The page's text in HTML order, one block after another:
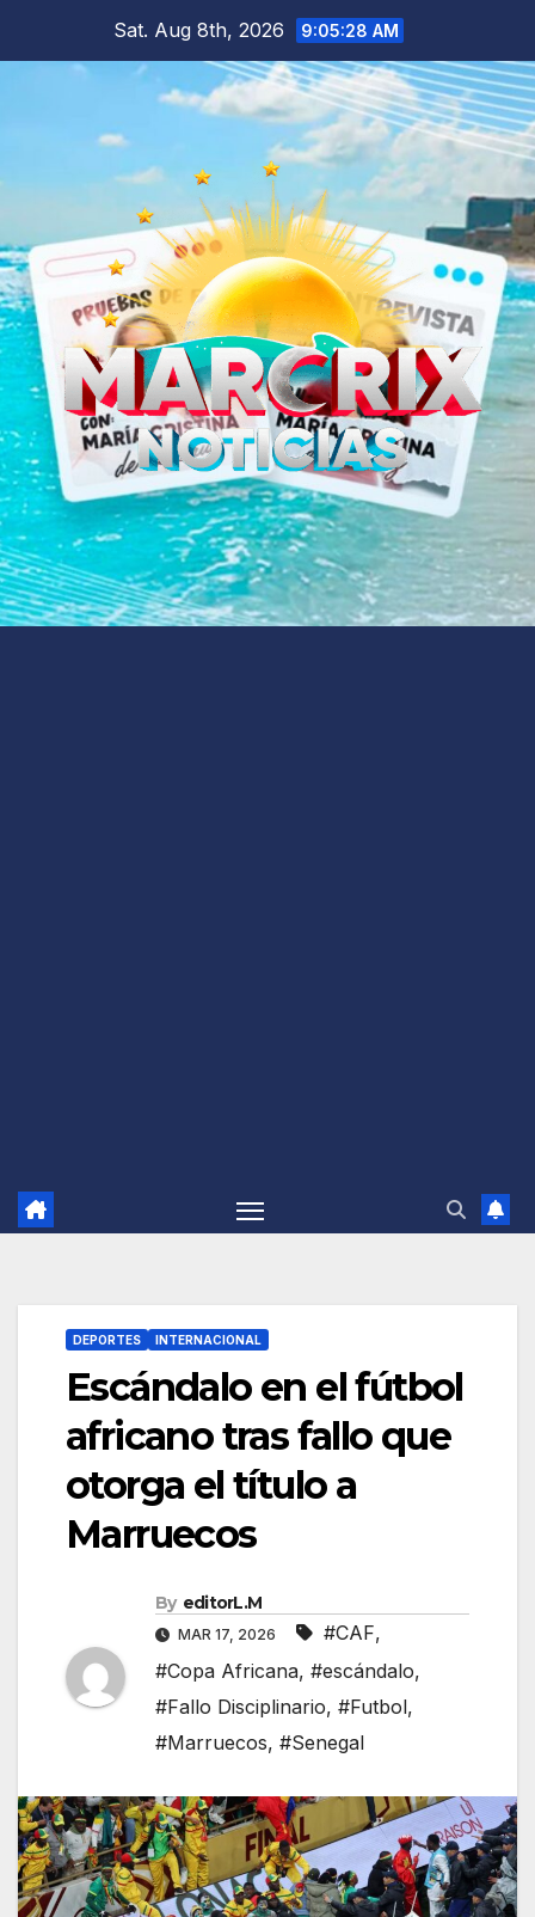
Sat. Aug 8th, 2026 9:05:29 AM
DEPORTES INTERNACIONAL
Escándalo en el fútbol
africano tras fallo que
otorga el título a
Marruecos
By editorL.M
MAR 17, 2026 #CAF,
#Copa Africana, #escándalo,
#Fallo Disciplinario, #Futbol,
#Marruecos, #Senegal